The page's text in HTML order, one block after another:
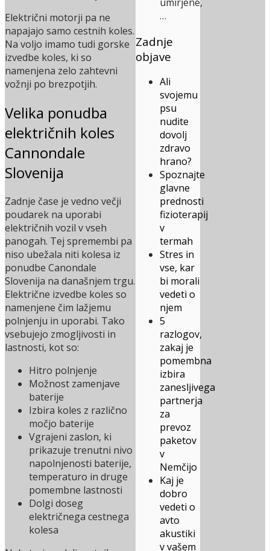
…
Zadnje
objave
Ali
svojemu
psu
nudite
dovolj
zdravo
hrano?
Spoznajte
glavne
prednosti
fizioterapij
v
termah
Stres in
vse, kar
bi morali
vedeti o
njem
5
razlogov,
zakaj je
pomembna
izbira
zanesljivega
partnerja
za
prevoz
paketov
v
Nemčijo
Kaj je
dobro
vedeti o
avto
akustiki
v vašem
Električni motorji pa ne
napajajo samo cestnih koles.
Na voljo imamo tudi gorske
izvedbe koles, ki so
namenjena zelo zahtevni
vožnji po brezpotjih.
Velika ponudba
električnih koles
Cannondale
Slovenija
Zadnje čase je vedno večji
poudarek na uporabi
električnih vozil v vseh
panogah. Tej spremembi pa
niso ubežala niti kolesa iz
ponudbe Canondale
Slovenija na današnjem trgu.
Električne izvedbe koles so
namenjene čim lažjemu
polnjenju in uporabi. Tako
vsebujejo zmogljivosti in
lastnosti, kot so:
Hitro polnjenje
Možnost zamenjave
baterije
Izbira koles z različno
močjo baterije
Vgrajeni zaslon, ki
prikazuje trenutni nivo
napolnjenosti baterije,
temperaturo in druge
pomembne lastnosti
Dolgi doseg
električnega cestnega
kolesa